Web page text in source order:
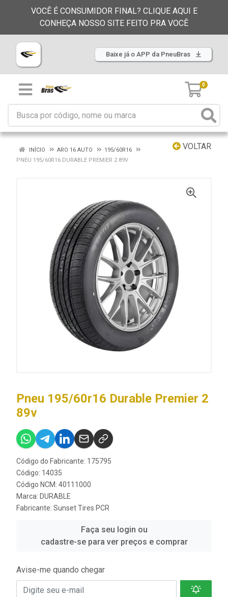
VOCÊ É CONSUMIDOR FINAL? CLIQUE AQUI E
CONHEÇA NOSSO SITE FEITO PRA VOCÊ
Baixe já o APP da PneuBras
0
VOLTAR
INÍCIO ARO 16 AUTO
195/60R16
PNEU 195/60R16 DURABLE PREMIER 2 89V
Pneu 195/60r16 Durable Premier 2
89v
Código do Fabricante: 175795
Código: 14035
Código NCM: 40111000
Marca: DURABLE
Fabricante: Sunset Tires PCR
Faça seu login ou
cadastre-se para ver preços e comprar
Avise-me quando chegar